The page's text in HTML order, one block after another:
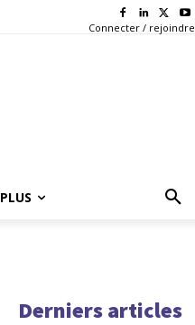
Connecter / rejoindre
PLUS
Derniers articles